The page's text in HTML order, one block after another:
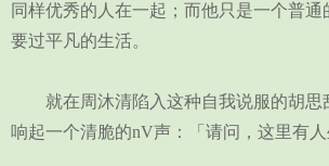
同样优秀的人在一起；而他只是一个普通
要过平凡的生活。
就在周沐清陷入这种自我说服的胡思
响起一个清脆的nV声：「请问，这里有人